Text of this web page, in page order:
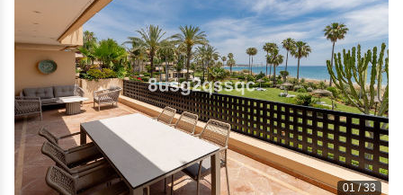
01 / 33